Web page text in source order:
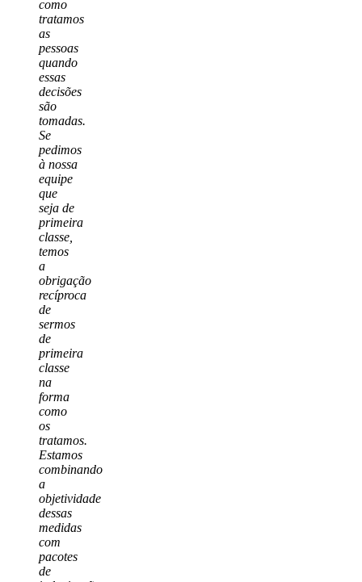
como
tratamos
as
pessoas
quando
essas
decisões
são
tomadas.
Se
pedimos
à nossa
equipe
que
seja de
primeira
classe,
temos
a
obrigação
recíproca
de
sermos
de
primeira
classe
na
forma
como
os
tratamos.
Estamos
combinando
a
objetividade
dessas
medidas
com
pacotes
de